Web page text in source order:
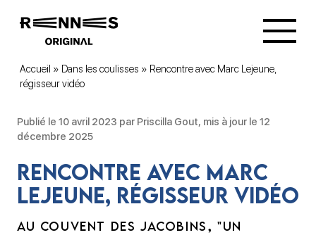
Accueil » Dans les coulisses » Rencontre avec Marc Lejeune,
régisseur vidéo
Publié le 10 avril 2023 par Priscilla Gout, mis à jour le 12
décembre 2025
Rencontre avec Marc
Lejeune, régisseur vidéo
AU COUVENT DES JACOBINS, "UN